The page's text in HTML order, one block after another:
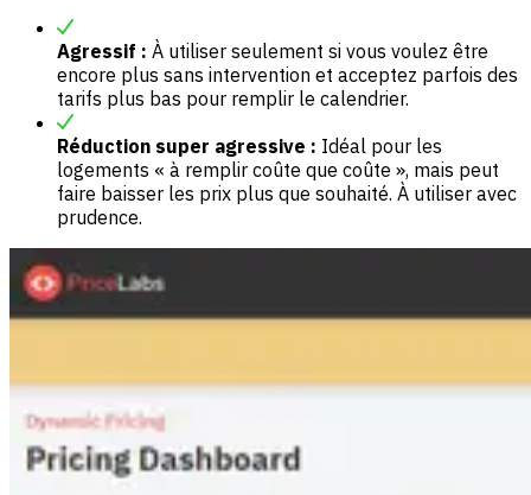
Agressif : À utiliser seulement si vous voulez être
encore plus sans intervention et acceptez parfois des
tarifs plus bas pour remplir le calendrier.
Réduction super agressive : Idéal pour les
logements « à remplir coûte que coûte », mais peut
faire baisser les prix plus que souhaité. À utiliser avec
prudence.